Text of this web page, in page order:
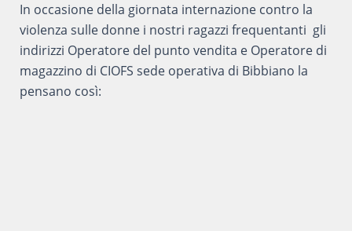
In occasione della giornata internazione contro la
violenza sulle donne i nostri ragazzi frequentanti gli
indirizzi Operatore del punto vendita e Operatore di
magazzino di CIOFS sede operativa di Bibbiano la
pensano così: